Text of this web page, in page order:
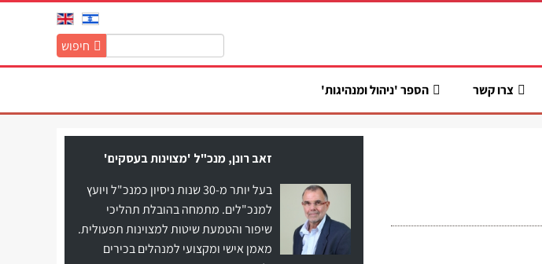
באתר:
חיפוש
צרו קשר הספר 'ניהול ומנהיגות'
זאב רונן, מנכ"ל 'מצוינות בעסקים'
בעל יותר מ-30 שנות ניסיון כמנכ"ל ויועץ
למנכ"לים. מתמחה בהובלת תהליכי
שיפור והטמעת שיטות למצוינות תפעולית.
מאמן אישי ומקצועי למנהלים בכירים